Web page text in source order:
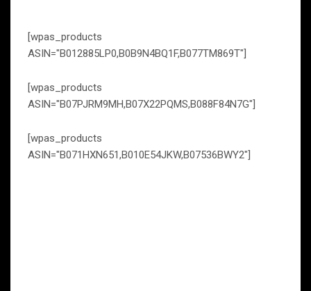
[wpas_products
ASIN="B012885LP0,B0B9N4BQ1F,B077TM869T"]
[wpas_products
ASIN="B07PJRM9MH,B07X22PQMS,B088F84N7G"]
[wpas_products
ASIN="B071HXN651,B010E54JKW,B07536BWY2"]